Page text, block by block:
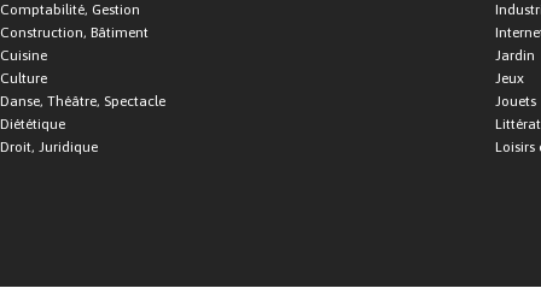
Comptabilité, Gestion
Construction, Bâtiment
Cuisine
Culture
Danse, Théâtre, Spectacle
Diététique
Droit, Juridique
Jardin
Jeux
Jouets
Loisirs